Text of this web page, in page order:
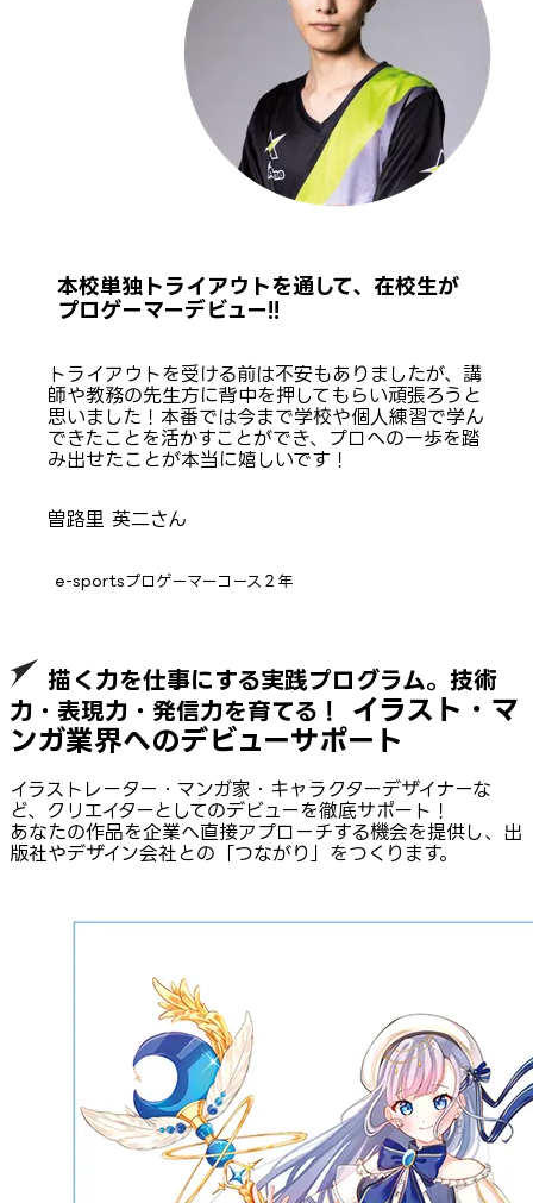
本校単独トライアウトを通して、在校生が
プロゲーマーデビュー!!
トライアウトを受ける前は不安もありましたが、講
師や教務の先生方に背中を押してもらい頑張ろうと
思いました！本番では今まで学校や個人練習で学ん
できたことを活かすことができ、プロへの一歩を踏
み出せたことが本当に嬉しいです！
曽路里 英二さん
e-sportsプロゲーマーコース２年
描く力を仕事にする実践プログラム。技術
力・表現力・発信力を育てる！
イラスト・マ
ンガ業界へのデビューサポート
イラストレーター・マンガ家・キャラクターデザイナーな
ど、クリエイターとしてのデビューを徹底サポート！
あなたの作品を企業へ直接アプローチする機会を提供し、出
版社やデザイン会社との「つながり」をつくります。